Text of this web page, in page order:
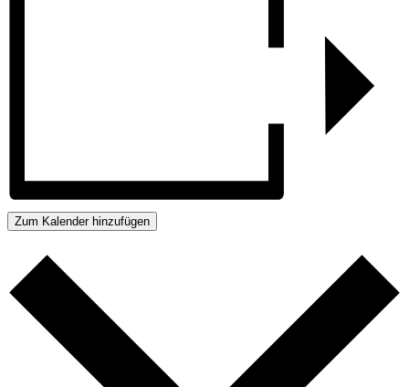
Zum Kalender hinzufügen